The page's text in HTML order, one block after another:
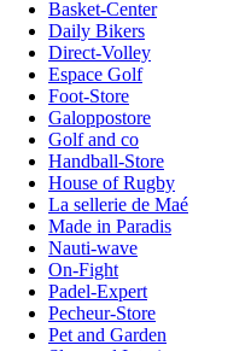
Basket-Center
Daily Bikers
Direct-Volley
Espace Golf
Foot-Store
Galoppostore
Golf and co
Handball-Store
House of Rugby
La sellerie de Maé
Made in Paradis
Nauti-wave
On-Fight
Padel-Expert
Pecheur-Store
Pet and Garden